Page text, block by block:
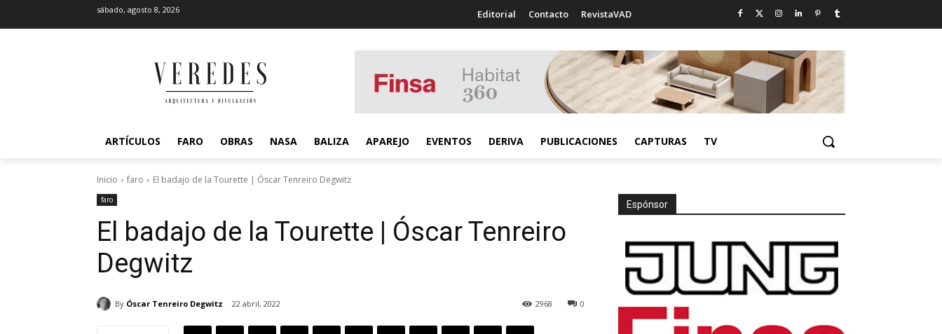
sábado, agosto 8, 2026 Editorial Contacto RevistaVAD
ARTÍCULOS FARO OBRAS NASA BALIZA APAREJO EVENTOS DERIVA PUBLICACIONES CAPTURAS TV
Inicio faro El badajo de la Tourette | Óscar Tenreiro Degwitz
faro
El badajo de la Tourette | Óscar Tenreiro
Degwitz
By Óscar Tenreiro Degwitz 22 abril, 2022 0
2968
Espónsor